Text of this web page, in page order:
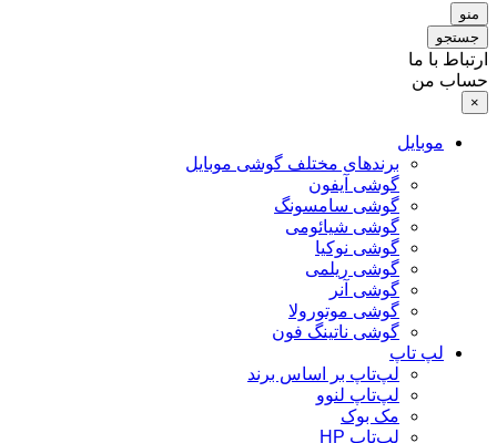
منو
جستجو
ارتباط با ما
حساب من
×
موبایل
برندهای مختلف گوشی موبایل
گوشی آیفون
گوشی سامسونگ
گوشی شیائومی
گوشی نوکیا
گوشی ریلمی
گوشی آنر
گوشی موتورولا
گوشی ناتینگ فون
لپ تاپ
لپ‌تاپ بر اساس برند
لپ‌تاپ لنوو
مک بوک
لپ‌تاپ HP